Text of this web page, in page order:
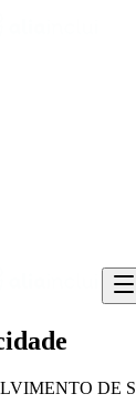
DE